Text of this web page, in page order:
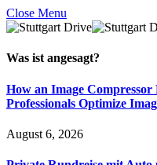
Close Menu
Was ist angesagt?
How an Image Compressor
Professionals Optimize
August 6, 2026